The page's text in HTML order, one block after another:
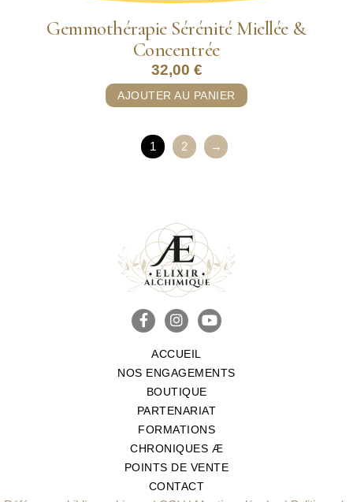
Gemmothérapie Sérénité Miellée &
Concentrée
32,00 €
AJOUTER AU PANIER
1 2 →
ACCUEIL
NOS ENGAGEMENTS
BOUTIQUE
PARTENARIAT
FORMATIONS
CHRONIQUES Æ
POINTS DE VENTE
CONTACT